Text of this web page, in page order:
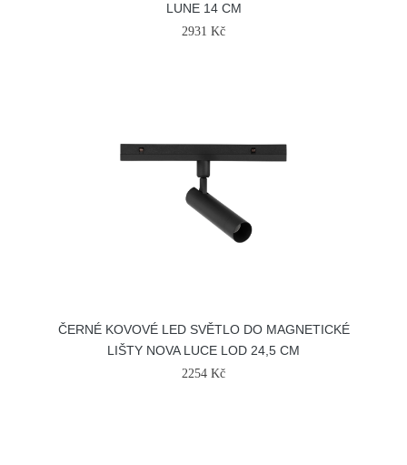
LUNE 14 CM
2931 Kč
ČERNÉ KOVOVÉ LED SVĚTLO DO MAGNETICKÉ
LIŠTY NOVA LUCE LOD 24,5 CM
2254 Kč